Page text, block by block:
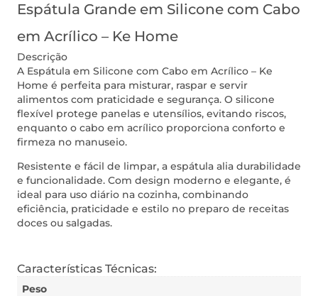
Espátula Grande em Silicone com Cabo
em Acrílico – Ke Home
Descrição
A Espátula em Silicone com Cabo em Acrílico – Ke
Home é perfeita para misturar, raspar e servir
alimentos com praticidade e segurança. O silicone
flexível protege panelas e utensílios, evitando riscos,
enquanto o cabo em acrílico proporciona conforto e
firmeza no manuseio.
Resistente e fácil de limpar, a espátula alia durabilidade
e funcionalidade. Com design moderno e elegante, é
ideal para uso diário na cozinha, combinando
eficiência, praticidade e estilo no preparo de receitas
doces ou salgadas.
Características Técnicas:
Peso